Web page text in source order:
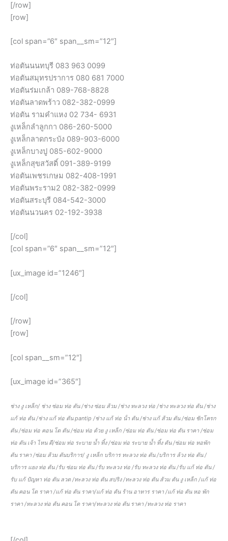
[/row]
[row]
[col span=”6″ span__sm=”12″]
ท่อตันนนทบุรี 083 963 0099
ท่อตันสมุทรปราการ 080 681 7000
ท่อตันร่มเกล้า 089-768-8828
ท่อตันลาดพร้าว 082-382-0999
ท่อตัน รามคำแหง 02 734- 6931
งูเหล็กลำลูกกา 086-260-5000
งูเหล็กลาดกระบัง 089-903-6000
งูเหล็กบางปู 085-602-9000
งูเหล็กสุขสวัสดิ์ 091-389-9199
ท่อตันเพชรเกษม 082-408-1991
ท่อตันพระราม2 082-382-0999
ท่อตันสระบุรี 084-542-3000
ท่อตันนวนคร 02-192-3938
[/col]
[col span=”6″ span__sm=”12″]
[ux_image id=”1246″]
[/col]
[/row]
[row]
[col span__sm=”12″]
[ux_image id=”365″]
ช่าง งู เหล็ก/ ช่าง ซ่อม ท่อ ตัน /ช่าง ซ่อม ส้วม /ช่าง ทะลวง ท่อ /ช่าง ทะลวง ท่อ ตัน /ช่าง
แก้ ท่อ ตัน /ช่าง แก้ ท่อ ตัน pantip /ช่าง แก้ ท่อ น้ํา ตัน /ช่าง แก้ ส้วม ตัน /ซ่อม ชักโครก
ตัน /ซ่อม ท่อ คอน โด ตัน /ซ่อม ท่อ ด้วย งู เหล็ก /ซ่อม ท่อ ตัน /ซ่อม ท่อ ตัน ราคา /ซ่อม
ท่อ ตัน เจ้า ไหน ดี/ซ่อม ท่อ ระบาย น้ำ ทิ้ง /ซ่อม ท่อ ระบาย น้ำ ทิ้ง ตัน /ซ่อม ท่อ หอพัก
ตัน ราคา /ซ่อม ส้วม ตันบริการ/ งู เหล็ก บริการ ทะลวง ท่อ ตัน /บริการ ล้วง ท่อ ตัน /
บริการ แยง ท่อ ตัน /รับ ซ่อม ท่อ ตัน /รับ ทะลวง ท่อ /รับ ทะลวง ท่อ ตัน /รับ แก้ ท่อ ตัน /
รับ แก้ ปัญหา ท่อ ตัน ลวด /ทะลวง ท่อ ตัน สปริง /ทะลวง ท่อ ตัน ส้วม ตัน งู เหล็ก /แก้ ท่อ
ตัน คอน โด ราคา /แก้ ท่อ ตัน ราคา/แก้ ท่อ ตัน ร้าน อาหาร ราคา /แก้ ท่อ ตัน หอ พัก
ราคา /ทะลวง ท่อ ตัน คอน โด ราคา/ทะลวง ท่อ ตัน ราคา /ทะลวง ท่อ ราคา